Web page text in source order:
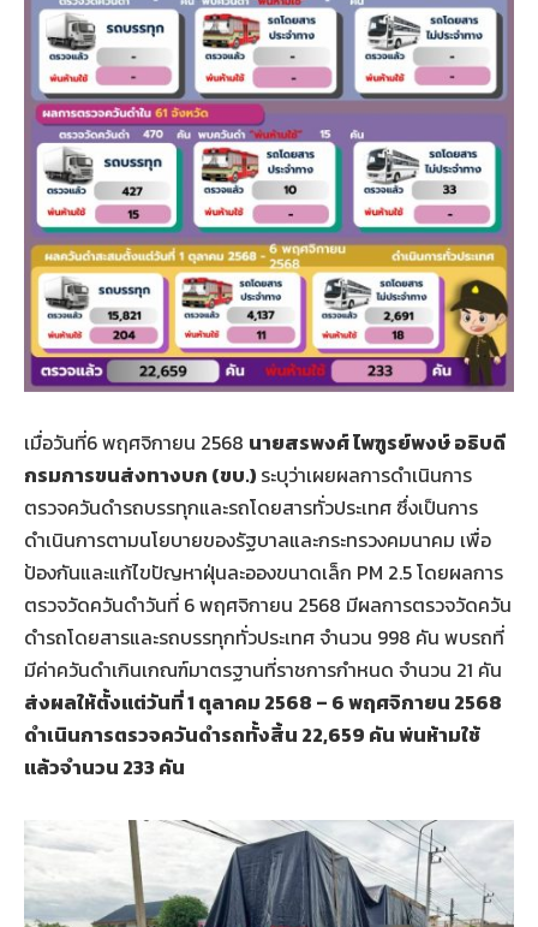
เมื่อวันที่6 พฤศจิกายน 2568 นายสรพงศ์ ไพฑูรย์พงษ์ อธิบดี
กรมการขนส่งทางบก (ขบ.) ระบุว่าเผยผลการดำเนินการ
ตรวจควันดำรถบรรทุกและรถโดยสารทั่วประเทศ ซึ่งเป็นการ
ดำเนินการตามนโยบายของรัฐบาลและกระทรวงคมนาคม เพื่อ
ป้องกันและแก้ไขปัญหาฝุ่นละอองขนาดเล็ก PM 2.5 โดยผลการ
ตรวจวัดควันดำวันที่ 6 พฤศจิกายน 2568 มีผลการตรวจวัดควัน
ดำรถโดยสารและรถบรรทุกทั่วประเทศ จำนวน 998 คัน พบรถที่
มีค่าควันดำเกินเกณฑ์มาตรฐานที่ราชการกำหนด จำนวน 21 คัน
ส่งผลให้ตั้งแต่วันที่1 ตุลาคม 2568 – 6 พฤศจิกายน 2568
ดำเนินการตรวจควันดำรถทั้งสิ้น 22,659 คัน พ่นห้ามใช้
แล้วจำนวน 233 คัน